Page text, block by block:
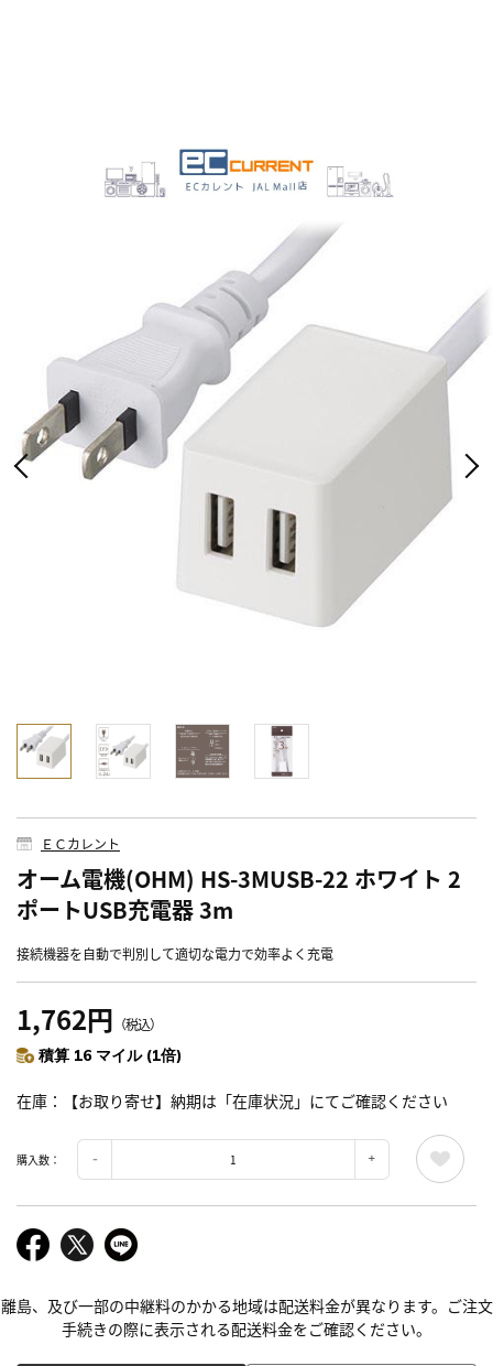
ＥＣカレント
オーム電機(OHM) HS-3MUSB-22 ホワイト 2
ポートUSB充電器 3m
接続機器を自動で判別して適切な電力で効率よく充電
1,762円 （税込）
積算 16 マイル (1倍)
在庫 【お取り寄せ】納期は「在庫状況」にてご確認ください
購入数：
離島、及び一部の中継料のかかる地域は配送料金が異なります。ご注文
手続きの際に表示される配送料金をご確認ください。